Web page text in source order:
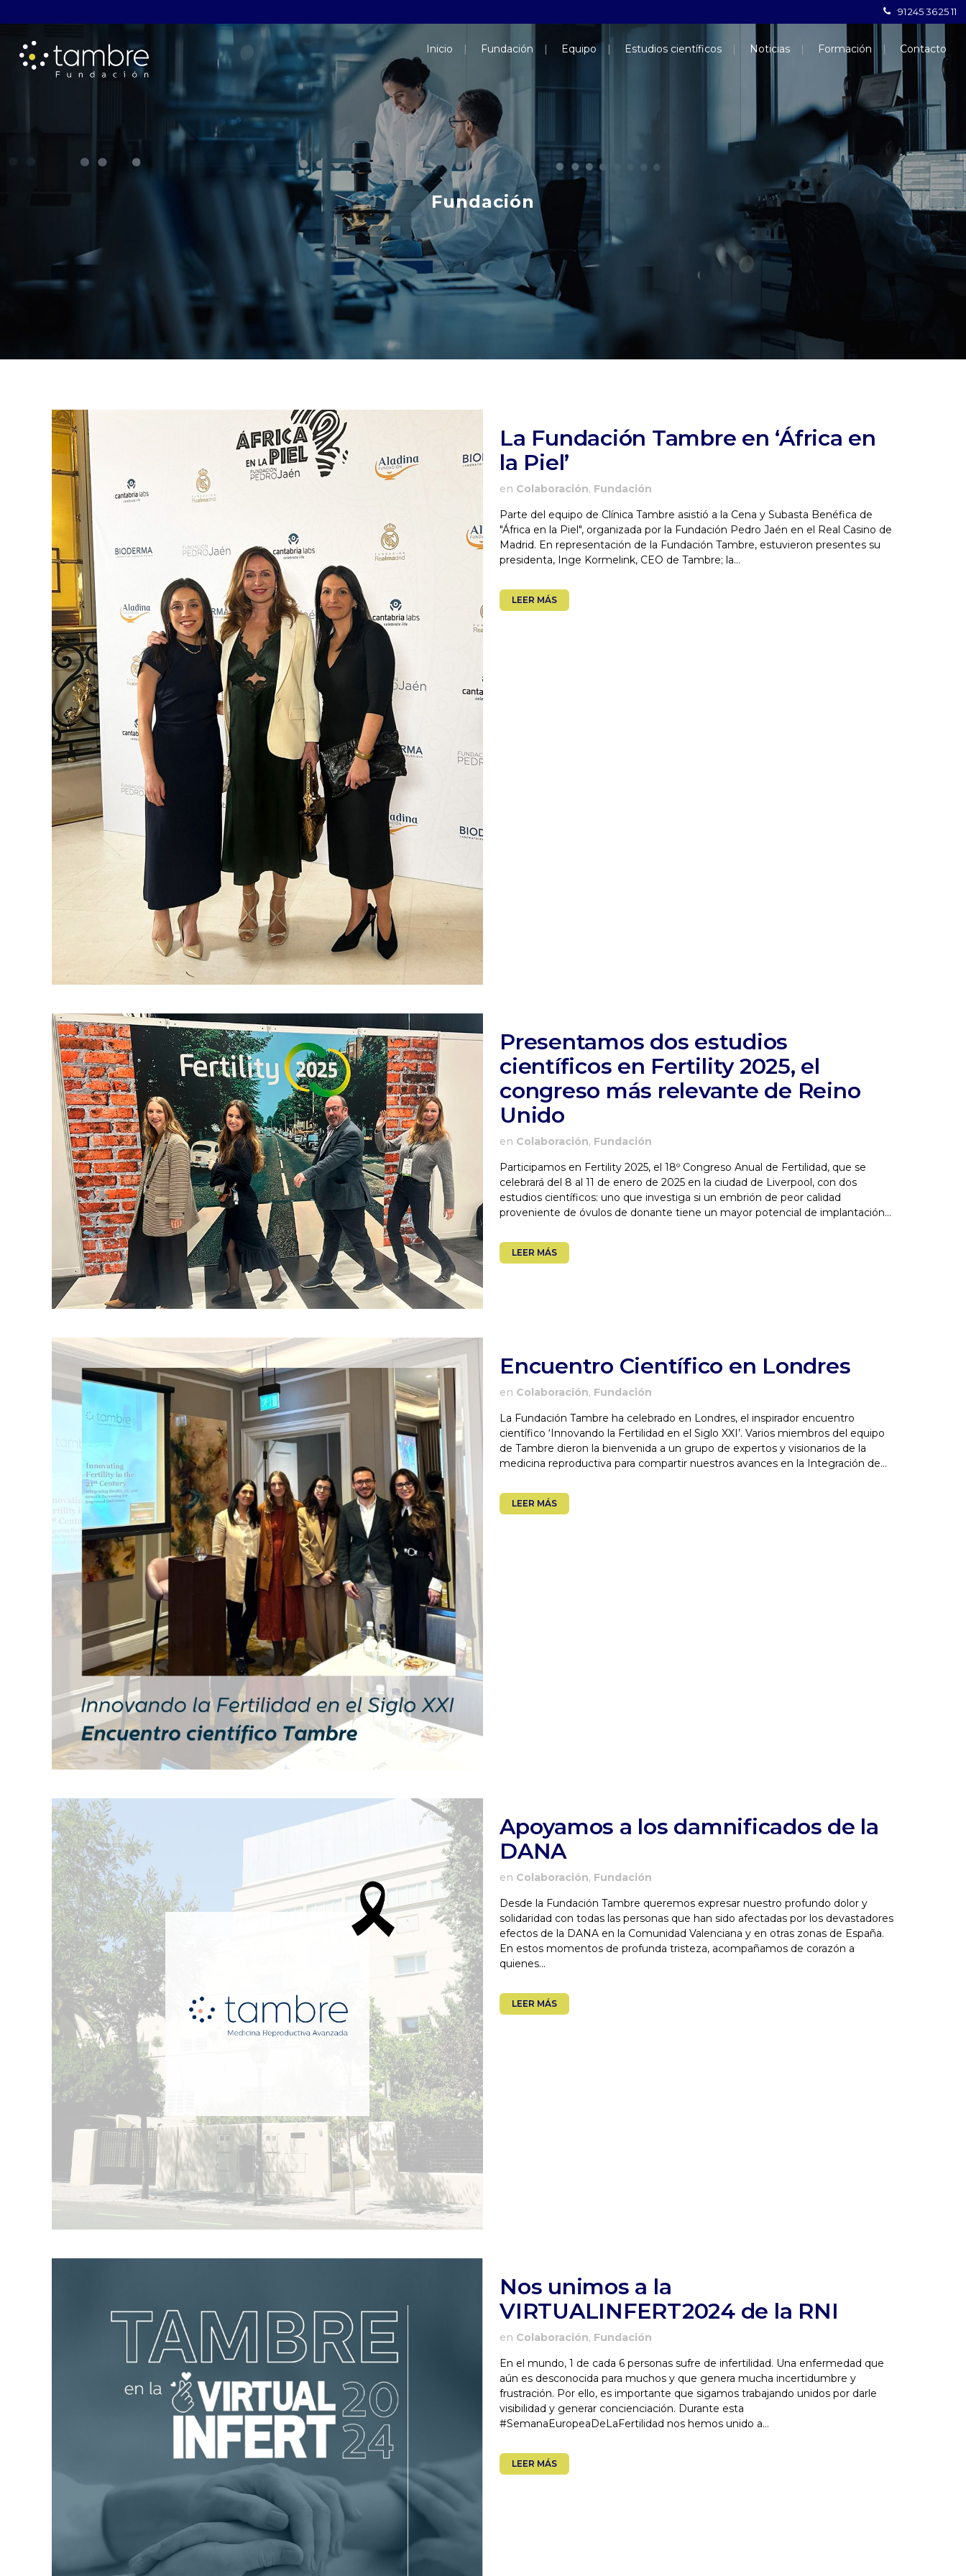
91 245 36 25 11
Inicio Fundación Equipo Estudios científicos Noticias Formación Contacto
Fundación
La Fundación Tambre en ‘África en
la Piel’
en Colaboración, Fundación
Parte del equipo de Clínica Tambre asistió a la Cena y Subasta Benéfica de
"África en la Piel", organizada por la Fundación Pedro Jaén en el Real Casino de
Madrid. En representación de la Fundación Tambre, estuvieron presentes su
presidenta, Inge Kormelink, CEO de Tambre; la...
LEER MÁS
Presentamos dos estudios
científicos en Fertility 2025, el
congreso más relevante de Reino
Unido
en Colaboración, Fundación
Participamos en Fertility 2025, el 18º Congreso Anual de Fertilidad, que se
celebrará del 8 al 11 de enero de 2025 en la ciudad de Liverpool, con dos
estudios científicos: uno que investiga si un embrión de peor calidad
proveniente de óvulos de donante tiene un mayor potencial de implantación...
LEER MÁS
Encuentro Científico en Londres
en Colaboración, Fundación
La Fundación Tambre ha celebrado en Londres, el inspirador encuentro
científico ‘Innovando la Fertilidad en el Siglo XXI’. Varios miembros del equipo
de Tambre dieron la bienvenida a un grupo de expertos y visionarios de la
medicina reproductiva para compartir nuestros avances en la Integración de...
LEER MÁS
Apoyamos a los damnificados de la
DANA
en Colaboración, Fundación
Desde la Fundación Tambre queremos expresar nuestro profundo dolor y
solidaridad con todas las personas que han sido afectadas por los devastadores
efectos de la DANA en la Comunidad Valenciana y en otras zonas de España.
En estos momentos de profunda tristeza, acompañamos de corazón a
quienes...
LEER MÁS
Nos unimos a la
VIRTUALINFERT2024 de la RNI
en Colaboración, Fundación
En el mundo, 1 de cada 6 personas sufre de infertilidad. Una enfermedad que
aún es desconocida para muchos y que genera mucha incertidumbre y
frustración. Por ello, es importante que sigamos trabajando unidos por darle
visibilidad y generar concienciación. Durante esta
#SemanaEuropeaDeLaFertilidad nos hemos unido a...
LEER MÁS